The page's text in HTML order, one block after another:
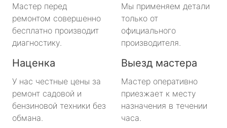
Мастер перед
ремонтом совершенно
бесплатно производит
диагностику.
Мы применяем детали
только от
официального
производителя.
Наценка
У нас честные цены за
ремонт садовой и
бензиновой техники без
обмана.
Выезд мастера
Мастер оперативно
приезжает к месту
назначения в течении
часа.